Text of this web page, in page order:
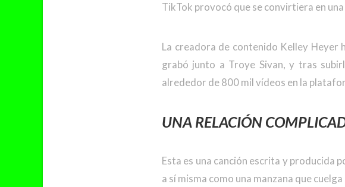
TikTok provocó que se convirtiera en
La creadora de contenido Kelley
grabó junto a Troye Sivan, y tras
alrededor de 800 mil vídeos en la
UNA RELACIÓN
Esta es una canción escrita y producida
a sí misma como una manzana que